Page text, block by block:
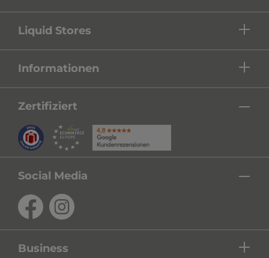
Liquid Stores
Informationen
Zertifiziert
Social Media
Business